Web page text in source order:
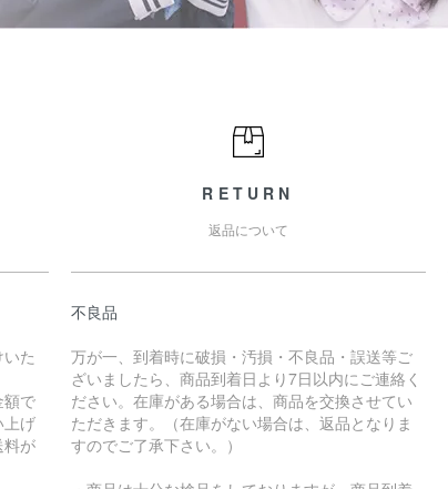
た
額で
上げ
料が
RETURN
返品について
不良品
万が一、到着時に破損・汚損・不良品・誤送等ご
ざいましたら、商品到着日より7日以内にご連絡く
ださい。在庫がある場合は、商品を交換させてい
ただきます。（在庫がない場合は、返品となりま
すのでご了承下さい。）